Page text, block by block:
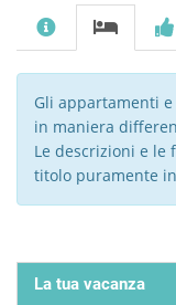
Gli appartamenti
in maniera
Le descrizioni e le
titolo puramente
La tua vacanza